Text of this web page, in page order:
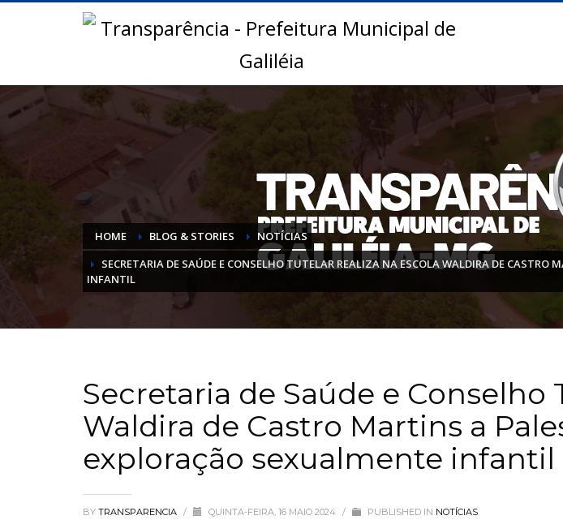
HOME BLOG & STORIES
NOTÍCIAS
SECRETARIA DE SAÚDE E CONSELHO TUTELAR REALIZA NA ESCOLA WALDIRA DE
INFANTIL
Secretaria de Saúde e Conselho
Waldira de Castro Martins a
exploração sexualmente infantil
BY TRANSPARENCIA / QUINTA-FEIRA, 16 MAIO 2024 / PUBLISHED IN NOTÍCIAS